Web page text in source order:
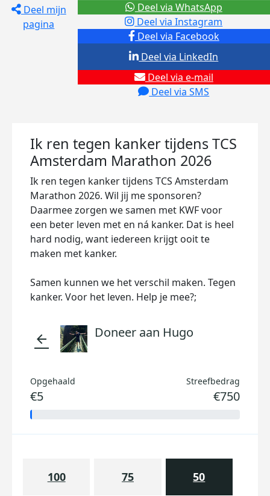
Deel mijn
pagina
Deel via Facebook
Deel via Instagram
Deel via e-mail
Deel via SMS
Deel via LinkedIn
Deel via WhatsApp
Ik ren tegen kanker tijdens TCS
Amsterdam Marathon 2026
Ik ren tegen kanker tijdens TCS Amsterdam
Marathon 2026. Wil jij me sponsoren?
Daarmee zorgen we samen met KWF voor
een beter leven met en ná kanker. Dat is heel
hard nodig, want iedereen krijgt ooit te
maken met kanker.
Samen kunnen we het verschil maken. Tegen
kanker. Voor het leven. Help je mee?;
arrow_back Doneer aan Hugo
Opgehaald
€5
Streefbedrag
€750
100 75 50